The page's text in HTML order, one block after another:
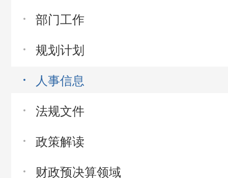
部门工作
规划计划
人事信息
法规文件
政策解读
财政预决算领域